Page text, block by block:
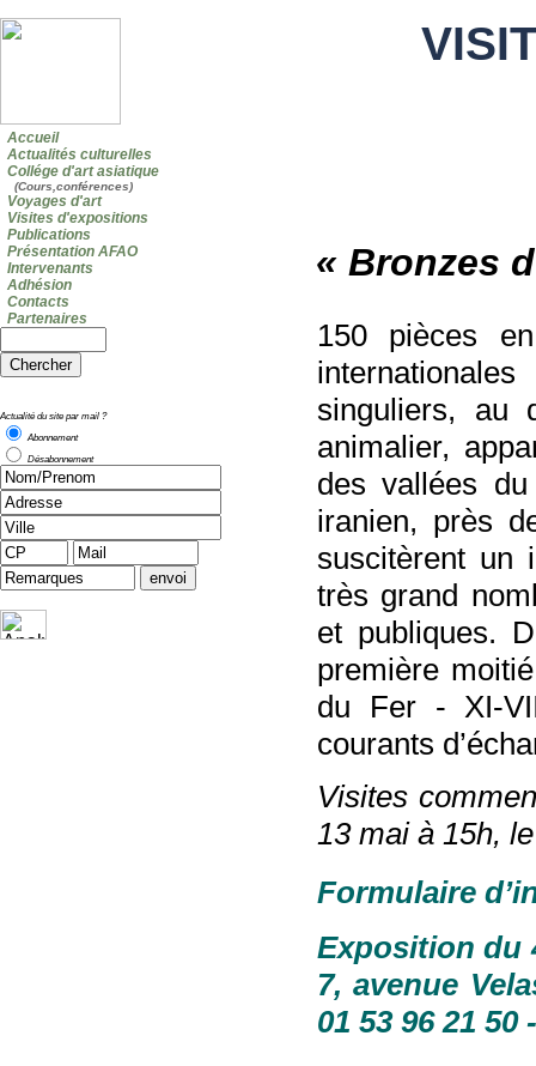
Accueil
Actualités culturelles
Collége d'art asiatique
(Cours,conférences)
Voyages d'art
Visites d'expositions
Publications
Présentation AFAO
Intervenants
Adhésion
Contacts
Partenaires
Actualité du site par mail ?
Abonnement
Désabonnement
« Bronzes
150 pièces
singuliers, au
animalier,
des vallées
iranien, près
suscitèrent un
très grand
et publiques.
première
du Fer - XI-
courants
Visites
13 mai à 15h,
Formulaire
Exposition du
7, avenue
01 53 96 21